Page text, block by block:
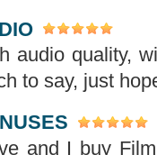
audio quality,
to say, just
and I buy